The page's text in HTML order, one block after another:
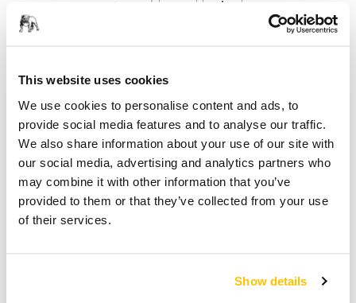
This website uses cookies
We use cookies to personalise content and ads, to
provide social media features and to analyse our traffic.
We also share information about your use of our site with
our social media, advertising and analytics partners who
may combine it with other information that you’ve
provided to them or that they’ve collected from your use
of their services.
Show details
SPECIAAL VOOR U
Levering in België
Geen verzendkosten bij bestellingen vanaf €50,- incl.
btw
Veilige betaling
Track & Trace